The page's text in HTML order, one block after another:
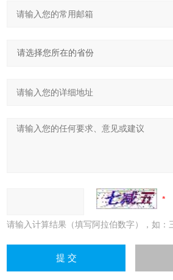
请输入计算结果（填写阿拉伯数字），如：